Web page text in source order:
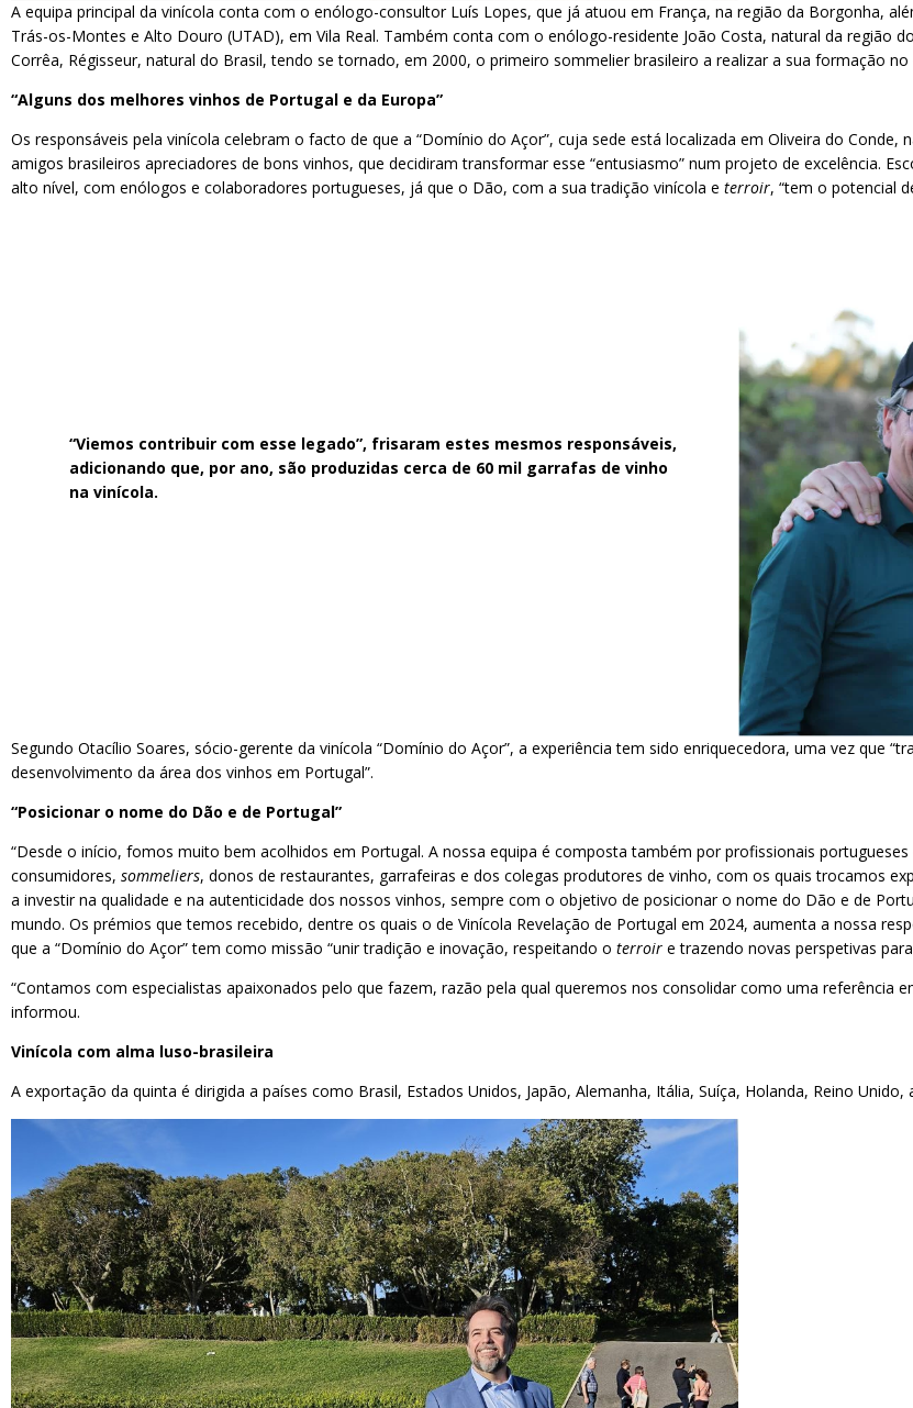
A equipa principal da vinícola conta com o enólogo-consultor Luís Lopes, que já atuou em França, na região da Borgonha,
Trás-os-Montes e Alto Douro (UTAD), em Vila Real. Também conta com o enólogo-residente João Costa, natural da região
Corrêa, Régisseur, natural do Brasil, tendo se tornado, em 2000, o primeiro sommelier brasileiro a realizar a sua formação
“Alguns dos melhores vinhos de Portugal e da Europa”
Os responsáveis pela vinícola celebram o facto de que a “Domínio do Açor”, cuja sede está localizada em Oliveira do
amigos brasileiros apreciadores de bons vinhos, que decidiram transformar esse “entusiasmo” num projeto de excelência.
alto nível, com enólogos e colaboradores portugueses, já que o Dão, com a sua tradição vinícola e terroir, “tem o potencial
“Viemos contribuir com esse legado”, frisaram estes mesmos responsáveis,
adicionando que, por ano, são produzidas cerca de 60 mil garrafas de vinho
na vinícola.
Segundo Otacílio Soares, sócio-gerente da vinícola “Domínio do Açor”, a experiência tem sido enriquecedora, uma vez que
desenvolvimento da área dos vinhos em Portugal”.
“Posicionar o nome do Dão e de Portugal”
“Desde o início, fomos muito bem acolhidos em Portugal. A nossa equipa é composta também por profissionais
consumidores, sommeliers, donos de restaurantes, garrafeiras e dos colegas produtores de vinho, com os quais trocamos
a investir na qualidade e na autenticidade dos nossos vinhos, sempre com o objetivo de posicionar o nome do Dão e de
mundo. Os prémios que temos recebido, dentre os quais o de Vinícola Revelação de Portugal em 2024, aumenta a nossa
que a “Domínio do Açor” tem como missão “unir tradição e inovação, respeitando o terroir e trazendo novas perspetivas
“Contamos com especialistas apaixonados pelo que fazem, razão pela qual queremos nos consolidar como uma referência
informou.
Vinícola com alma luso-brasileira
A exportação da quinta é dirigida a países como Brasil, Estados Unidos, Japão, Alemanha, Itália, Suíça, Holanda, Reino